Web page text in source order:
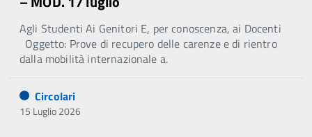
Agli Studenti Ai Genitori E, per conoscenza, ai Docenti
Oggetto: Prove di recupero delle carenze e di rientro
dalla mobilità internazionale a.
Circolari
15 Luglio 2026